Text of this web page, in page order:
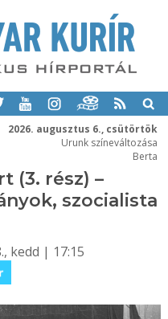
2026. augusztus 6., csütörtök
Urunk színeváltozása
Berta
(3. rész) –
szocialista
kedd | 17:15